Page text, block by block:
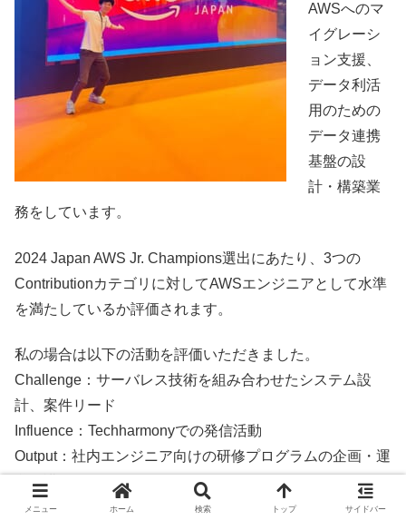
AWSへのマ
イグレーシ
ョン支援、
データ利活
用のための
データ連携
基盤の設
計・構築業
務をしています。
2024 Japan AWS Jr. Champions選出にあたり、3つの
Contributionカテゴリに対してAWSエンジニアとして水準
を満たしているか評価されます。
私の場合は以下の活動を評価いただきました。
Challenge：サーバレス技術を組み合わせたシステム設
計、案件リード
Influence：Techharmonyでの発信活動
Output：社内エンジニア向けの研修プログラムの企画・運
営・講師
メニュー ホーム 検索 トップ サイドバー